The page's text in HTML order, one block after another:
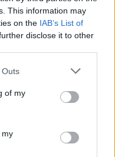
This information may
on the IAB’s List of
disclose it to other
one or more Google
You may click to
its third-party tags to
in below Google
Outs
of my
my
και σεβασμός
νίκες του